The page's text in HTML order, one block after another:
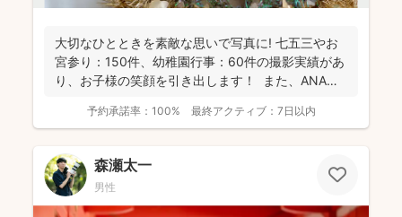
大切なひとときを素敵な思いで写真に! 七五三やお
宮参り：150件、幼稚園行事：60件の撮影実績があ
り、お子様の笑顔を引き出します！ また、ANA
予約承諾率： 100% 最終アクティブ： 7日以内
森瀬太一
男性